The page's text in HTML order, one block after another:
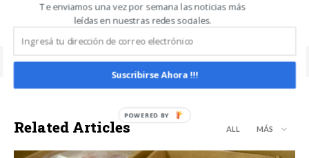
Related Articles ALL MÁS
Te enviamos una vez por semana las noticias más
leídas en nuestras redes sociales.
Suscribirse Ahora !!!